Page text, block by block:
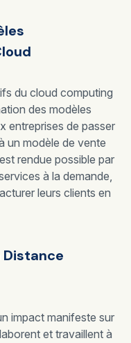
du cloud computing
des modèles
entreprises de passer
un modèle de vente
rendue possible par
à la demande,
leurs clients en
impact manifeste sur
et travaillent à